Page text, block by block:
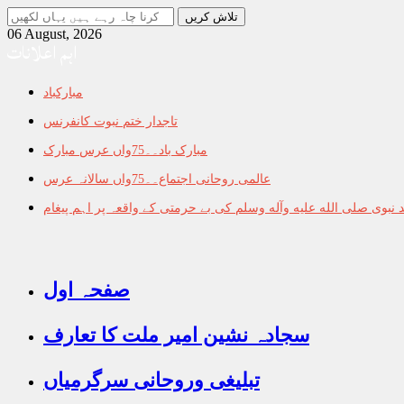
جو
تلاش
یہاں
06 August, 2026
اہم اعلانات
مبارکباد
تاجدار ختم نبوت کانفرنس
مبارک باد۔۔75واں عرس مبارک
عالمی روحانی اجتماع۔۔75واں سالانہ عرس
نبوی صلى الله عليه وآله وسلم کی بے حرمتی کے واقعہ پر اہم پیغام
صفحہ اول
سجادہ نشین امیر ملت کا تعارف
تبلیغی وروحانی سرگرمیاں